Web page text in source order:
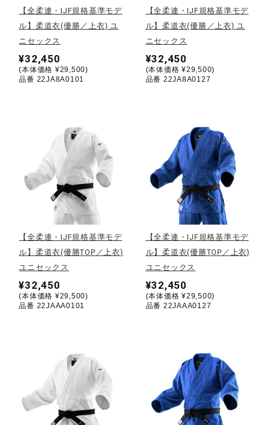
野球
バレーボール
テニス／ソフトテニス
バドミントン
陸上競技
ソフトボール
柔道
【全柔連・IJF規格基準モデ
ル】柔道衣(優勝／上衣) ユ
ニセックス
¥32,450
(本体価格 ¥29,500)
品番 22JA8A0101
【全柔連・IJF規格基準モデ
ル】柔道衣(優勝／上衣) ユ
ニセックス
¥32,450
(本体価格 ¥29,500)
品番 22JA8A0127
【全柔連・IJF規格基準モデ
ル】柔道衣(優勝TOP／上衣)
ユニセックス
¥32,450
(本体価格 ¥29,500)
品番 22JAAA0101
【全柔連・IJF規格基準モデ
ル】柔道衣(優勝TOP／上衣)
ユニセックス
¥32,450
(本体価格 ¥29,500)
品番 22JAAA0127